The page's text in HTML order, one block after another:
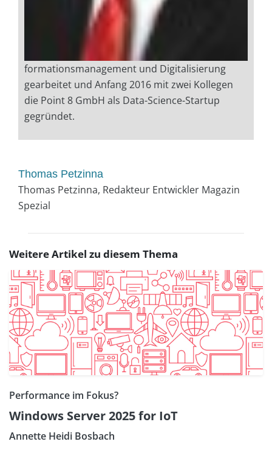
formationsmanagement und Digitalisierung
gearbeitet und Anfang 2016 mit zwei Kollegen
die Point 8 GmbH als Data-Science-Startup
gegründet.
Thomas Petzinna
Thomas Petzinna, Redakteur Entwickler Magazin
Spezial
Weitere Artikel zu diesem Thema
Performance im Fokus?
Windows Server 2025 for IoT
Annette Heidi Bosbach